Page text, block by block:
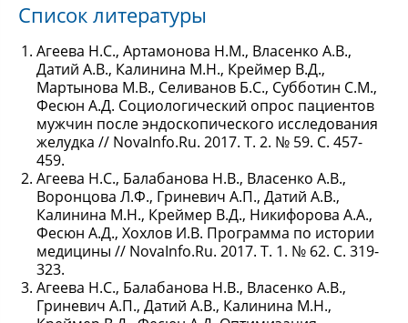
Список литературы
Агеева Н.С., Артамонова Н.М., Власенко А.В.,
Датий А.В., Калинина М.Н., Креймер В.Д.,
Мартынова М.В., Селиванов Б.С., Субботин С.М.,
Фесюн А.Д. Социологический опрос пациентов
мужчин после эндоскопического исследования
желудка // NovaInfo.Ru. 2017. Т. 2. № 59. С. 457-
459.
Агеева Н.С., Балабанова Н.В., Власенко А.В.,
Воронцова Л.Ф., Гриневич А.П., Датий А.В.,
Калинина М.Н., Креймер В.Д., Никифорова А.А.,
Фесюн А.Д., Хохлов И.В. Программа по истории
медицины // NovaInfo.Ru. 2017. Т. 1. № 62. С. 319-
323.
Агеева Н.С., Балабанова Н.В., Власенко А.В.,
Гриневич А.П., Датий А.В., Калинина М.Н.,